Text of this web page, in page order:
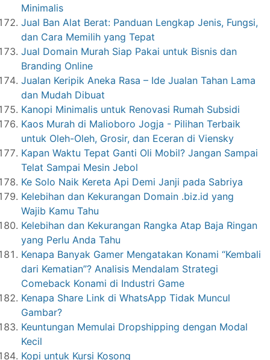
Minimalis
Jual Ban Alat Berat: Panduan Lengkap Jenis, Fungsi,
dan Cara Memilih yang Tepat
Jual Domain Murah Siap Pakai untuk Bisnis dan
Branding Online
Jualan Keripik Aneka Rasa – Ide Jualan Tahan Lama
dan Mudah Dibuat
Kanopi Minimalis untuk Renovasi Rumah Subsidi
Kaos Murah di Malioboro Jogja - Pilihan Terbaik
untuk Oleh-Oleh, Grosir, dan Eceran di Viensky
Kapan Waktu Tepat Ganti Oli Mobil? Jangan Sampai
Telat Sampai Mesin Jebol
Ke Solo Naik Kereta Api Demi Janji pada Sabriya
Kelebihan dan Kekurangan Domain .biz.id yang
Wajib Kamu Tahu
Kelebihan dan Kekurangan Rangka Atap Baja Ringan
yang Perlu Anda Tahu
Kenapa Banyak Gamer Mengatakan Konami “Kembali
dari Kematian”? Analisis Mendalam Strategi
Comeback Konami di Industri Game
Kenapa Share Link di WhatsApp Tidak Muncul
Gambar?
Keuntungan Memulai Dropshipping dengan Modal
Kecil
Kopi untuk Kursi Kosong